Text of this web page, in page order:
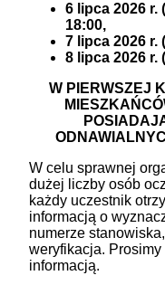
6 lipca 2026 r.
18:00,
7 lipca 2026 r.
8 lipca 2026 r.
W PIERWSZEJ
W celu sprawnej
dużej liczby osób
każdy uczestnik
informacją o
numerze
weryfikacja.
informacją.